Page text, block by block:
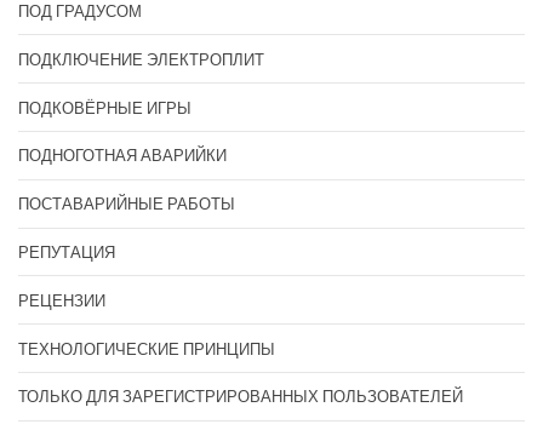
ПОД ГРАДУСОМ
ПОДКЛЮЧЕНИЕ ЭЛЕКТРОПЛИТ
ПОДКОВЁРНЫЕ ИГРЫ
ПОДНОГОТНАЯ АВАРИЙКИ
ПОСТАВАРИЙНЫЕ РАБОТЫ
РЕПУТАЦИЯ
РЕЦЕНЗИИ
ТЕХНОЛОГИЧЕСКИЕ ПРИНЦИПЫ
ТОЛЬКО ДЛЯ ЗАРЕГИСТРИРОВАННЫХ ПОЛЬЗОВАТЕЛЕЙ